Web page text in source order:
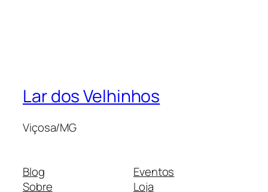
Lar dos Velhinhos
Viçosa/MG
Blog
Sobre
Eventos
Loja